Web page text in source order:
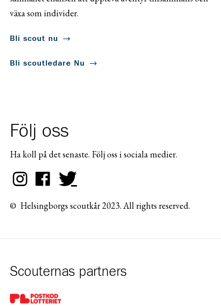
växa som individer.
Bli scout nu
Bli scoutledare Nu
Följ oss
Ha koll på det senaste. Följ oss i sociala medier.
© Helsingborgs scoutkår 2023. All rights reserved.
Scouternas partners
Gå till pl_50